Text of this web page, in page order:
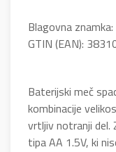
Blagovna
GTIN (EAN):
Baterijski meč
kombinacije
vrtljiv notranji del.
tipa AA 1.5V, ki